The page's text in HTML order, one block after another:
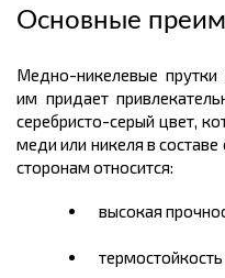
Основные
Медно-никелевые
им придает
серебристо-серый цвет,
меди или никеля в
сторонам относится:
высокая